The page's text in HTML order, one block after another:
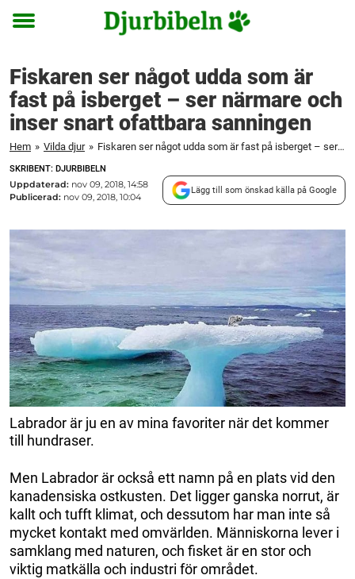
Toggle
Fiskaren ser något udda som är
fast på isberget – ser närmare och
inser snart ofattbara sanningen
Hem » Vilda djur » Fiskaren ser något udda som är fast på isberget – ser närmare och inser snart ofattbara sanningen
SKRIBENT: DJURBIBELN
Uppdaterad: nov 09, 2018, 14:58
Publicerad: nov 09, 2018, 10:04
Lägg till som önskad källa på Google
Labrador är ju en av mina favoriter när det kommer
till hundraser.
Men Labrador är också ett namn på en plats vid den
kanadensiska ostkusten. Det ligger ganska norrut, är
kallt och tufft klimat, och dessutom har man inte så
mycket kontakt med omvärlden. Människorna lever i
samklang med naturen, och fisket är en stor och
viktig matkälla och industri för området.